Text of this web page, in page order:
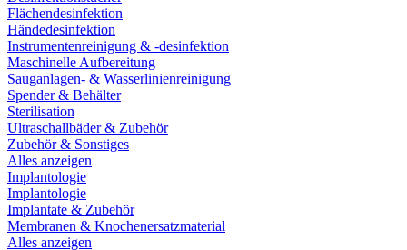
Flächendesinfektion
Händedesinfektion
Instrumentenreinigung & -desinfektion
Maschinelle Aufbereitung
Sauganlagen- & Wasserlinienreinigung
Spender & Behälter
Sterilisation
Ultraschallbäder & Zubehör
Zubehör & Sonstiges
Alles anzeigen
Implantologie
Implantologie
Implantate & Zubehör
Membranen & Knochenersatzmaterial
Alles anzeigen